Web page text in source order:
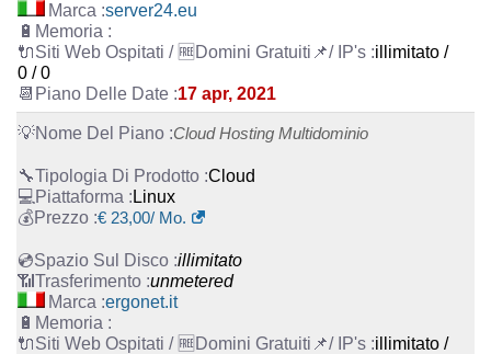
server24.eu
illimitato /
0 / 0
17 apr, 2021
Cloud Hosting Multidominio
Cloud
Linux
€ 23,00/ Mo.
illimitato
unmetered
ergonet.it
illimitato /